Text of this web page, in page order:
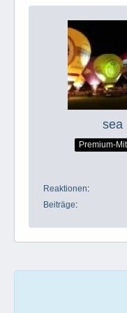
sea
Premium-
Reaktionen
Beiträge